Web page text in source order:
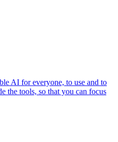
AI for everyone, to use and to
the tools, so that you can focus